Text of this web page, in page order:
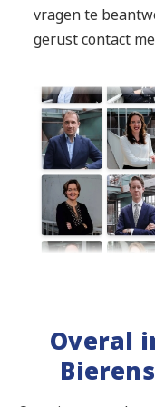
vragen te
gerust contact
Overal